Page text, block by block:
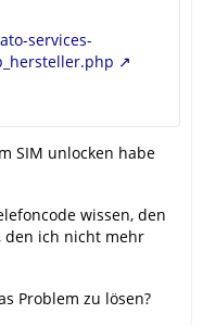
services-
SIM unlocken habe
wissen, den
den ich nicht mehr
Problem zu lösen?